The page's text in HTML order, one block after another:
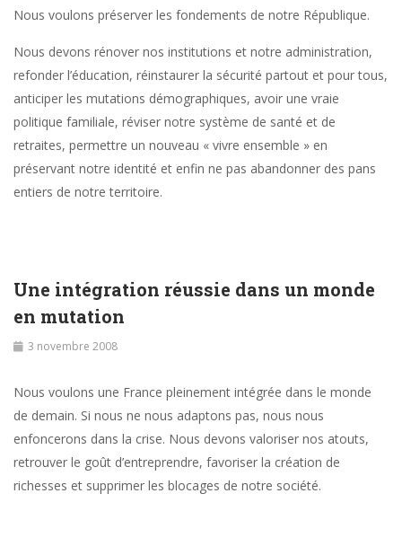
Nous voulons préserver les fondements de notre République.
Nous devons rénover nos institutions et notre administration,
refonder l’éducation, réinstaurer la sécurité partout et pour tous,
anticiper les mutations démographiques, avoir une vraie
politique familiale, réviser notre système de santé et de
retraites, permettre un nouveau « vivre ensemble » en
préservant notre identité et enfin ne pas abandonner des pans
entiers de notre territoire.
Une intégration réussie dans un monde
en mutation
3 novembre 2008
Nous voulons une France pleinement intégrée dans le monde
de demain. Si nous ne nous adaptons pas, nous nous
enfoncerons dans la crise. Nous devons valoriser nos atouts,
retrouver le goût d’entreprendre, favoriser la création de
richesses et supprimer les blocages de notre société.